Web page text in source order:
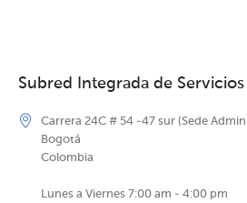
Subred Integrada de Servicios
Carrera 24C # 54 -47 sur (Sede
Bogotá
Colombia
Lunes a Viernes 7:00 am - 4:00 pm